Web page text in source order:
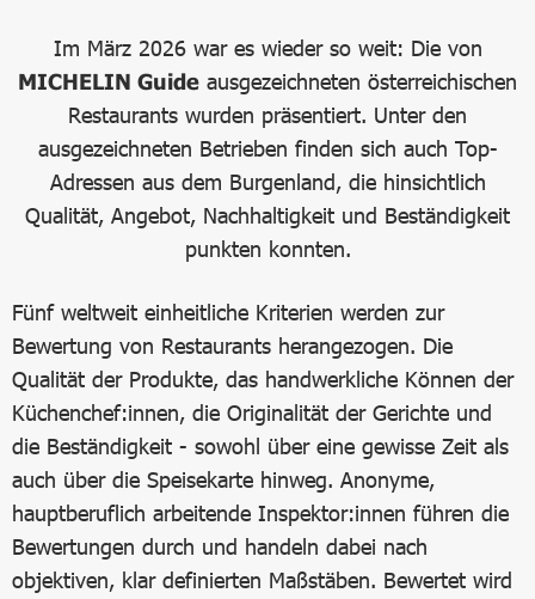
Im März 2026 war es wieder so weit: Die von
MICHELIN Guide ausgezeichneten österreichischen
Restaurants wurden präsentiert. Unter den
ausgezeichneten Betrieben finden sich auch Top-
Adressen aus dem Burgenland, die hinsichtlich
Qualität, Angebot, Nachhaltigkeit und Beständigkeit
punkten konnten.
Fünf weltweit einheitliche Kriterien werden zur
Bewertung von Restaurants herangezogen. Die
Qualität der Produkte, das handwerkliche Können der
Küchenchef:innen, die Originalität der Gerichte und
die Beständigkeit - sowohl über eine gewisse Zeit als
auch über die Speisekarte hinweg. Anonyme,
hauptberuflich arbeitende Inspektor:innen führen die
Bewertungen durch und handeln dabei nach
objektiven, klar definierten Maßstäben. Bewertet wird